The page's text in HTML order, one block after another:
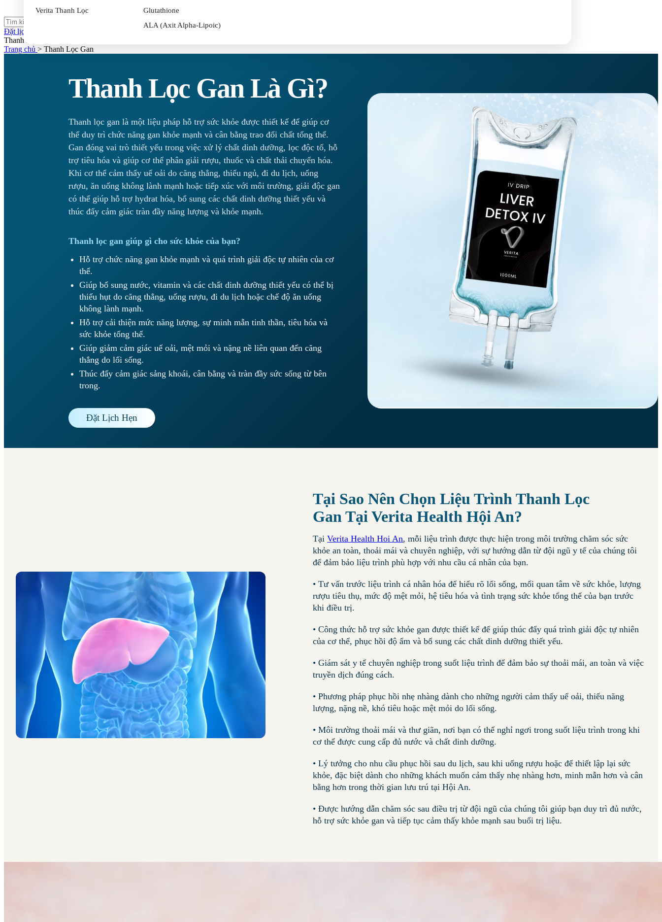
Verita Thanh Lọc
Glutathione
ALA (Axit Alpha-Lipoic)
Đặt lịch ngay
Thanh Lọc Gan
Trang chủ > Thanh Lọc Gan
Thanh Lọc Gan Là Gì?
Thanh lọc gan là một liệu pháp hỗ trợ sức khỏe được thiết kế để giúp cơ
thể duy trì chức năng gan khỏe mạnh và cân bằng trao đổi chất tổng thể.
Gan đóng vai trò thiết yếu trong việc xử lý chất dinh dưỡng, lọc độc tố, hỗ
trợ tiêu hóa và giúp cơ thể phân giải rượu, thuốc và chất thải chuyển hóa.
Khi cơ thể cảm thấy uể oải do căng thẳng, thiếu ngủ, đi du lịch, uống
rượu, ăn uống không lành mạnh hoặc tiếp xúc với môi trường, giải độc gan
có thể giúp hỗ trợ hydrat hóa, bổ sung các chất dinh dưỡng thiết yếu và
thúc đẩy cảm giác tràn đầy năng lượng và khỏe mạnh.
Thanh lọc gan giúp gì cho sức khỏe của bạn?
Hỗ trợ chức năng gan khỏe mạnh và quá trình giải độc tự nhiên của cơ
thể.
Giúp bổ sung nước, vitamin và các chất dinh dưỡng thiết yếu có thể bị
thiếu hụt do căng thẳng, uống rượu, đi du lịch hoặc chế độ ăn uống
không lành mạnh.
Hỗ trợ cải thiện mức năng lượng, sự minh mẫn tinh thần, tiêu hóa và
sức khỏe tổng thể.
Giúp giảm cảm giác uể oải, mệt mỏi và nặng nề liên quan đến căng
thẳng do lối sống.
Thúc đẩy cảm giác sảng khoái, cân bằng và tràn đầy sức sống từ bên
trong.
Đặt Lịch Hẹn
Tại Sao Nên Chọn Liệu Trình Thanh Lọc
Gan Tại Verita Health Hội An?
TạiVerita Health Hoi An, mỗi liệu trình được thực hiện trong môi trường chăm sóc sức
khỏe an toàn, thoải mái và chuyên nghiệp, với sự hướng dẫn từ đội ngũ y tế của chúng tôi
để đảm bảo liệu trình phù hợp với nhu cầu cá nhân của bạn.
• Tư vấn trước liệu trình cá nhân hóa để hiểu rõ lối sống, mối quan tâm về sức khỏe, lượng
rượu tiêu thụ, mức độ mệt mỏi, hệ tiêu hóa và tình trạng sức khỏe tổng thể của bạn trước
khi điều trị.
• Công thức hỗ trợ sức khỏe gan được thiết kế để giúp thúc đẩy quá trình giải độc tự nhiên
của cơ thể, phục hồi độ ẩm và bổ sung các chất dinh dưỡng thiết yếu.
• Giám sát y tế chuyên nghiệp trong suốt liệu trình để đảm bảo sự thoải mái, an toàn và việc
truyền dịch đúng cách.
• Phương pháp phục hồi nhẹ nhàng dành cho những người cảm thấy uể oải, thiếu năng
lượng, nặng nề, khó tiêu hoặc mệt mỏi do lối sống.
• Môi trường thoải mái và thư giãn, nơi bạn có thể nghỉ ngơi trong suốt liệu trình trong khi
cơ thể được cung cấp đủ nước và chất dinh dưỡng.
• Lý tưởng cho nhu cầu phục hồi sau du lịch, sau khi uống rượu hoặc để thiết lập lại sức
khỏe, đặc biệt dành cho những khách muốn cảm thấy nhẹ nhàng hơn, minh mẫn hơn và cân
bằng hơn trong thời gian lưu trú tại Hội An.
• Được hướng dẫn chăm sóc sau điều trị từ đội ngũ của chúng tôi giúp bạn duy trì đủ nước,
hỗ trợ sức khỏe gan và tiếp tục cảm thấy khỏe mạnh sau buổi trị liệu.